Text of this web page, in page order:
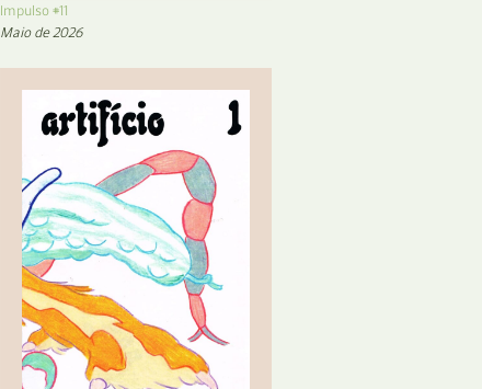
Impulso #11
Maio de 2026